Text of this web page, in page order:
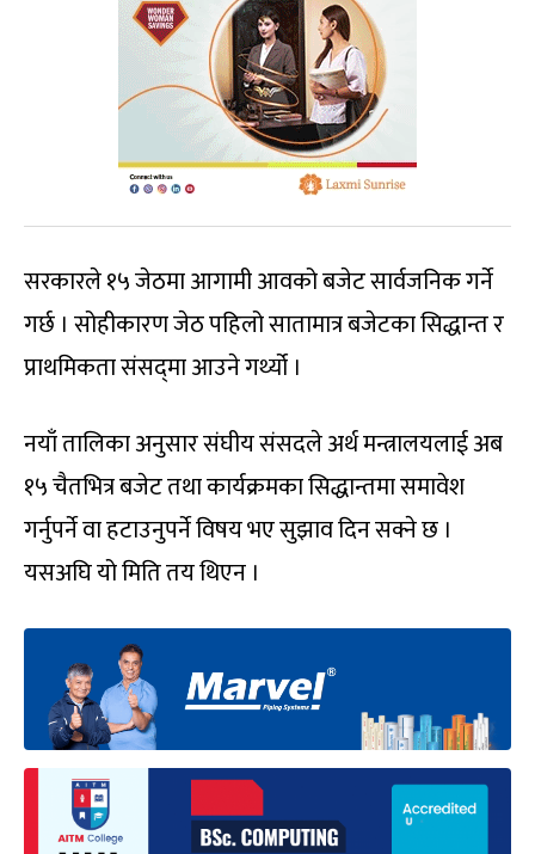
सरकारले १५ जेठमा आगामी आवको बजेट सार्वजनिक गर्ने
गर्छ । सोहीकारण जेठ पहिलो सातामात्र बजेटका सिद्धान्त र
प्राथमिकता संसद्‍मा आउने गर्थ्यो ।
नयाँ तालिका अनुसार संघीय संसदले अर्थ मन्त्रालयलाई अब
१५ चैतभित्र बजेट तथा कार्यक्रमका सिद्धान्तमा समावेश
गर्नुपर्ने वा हटाउनुपर्ने विषय भए सुझाव दिन सक्ने छ ।
यसअघि यो मिति तय थिएन ।